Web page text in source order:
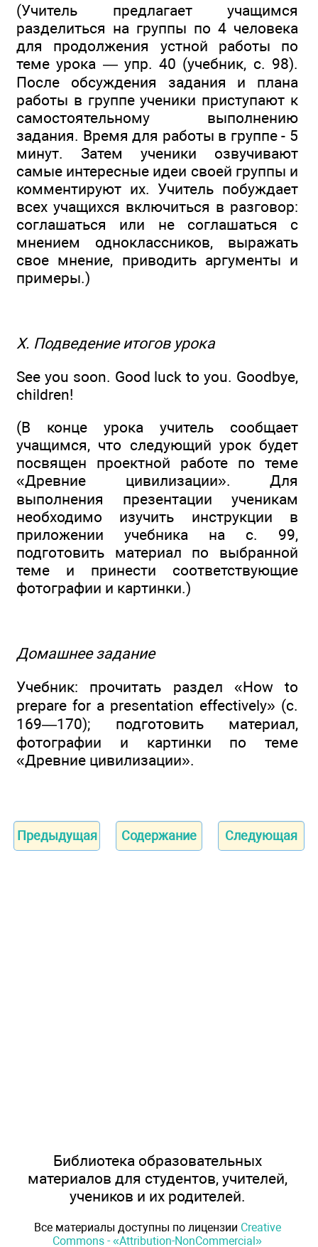
(Учитель предлагает учащимся
разделиться на группы по 4 человека
для продолжения устной работы по
теме урока — упр. 40 (учебник, с. 98).
После обсуждения задания и плана
работы в группе ученики приступают к
самостоятельному выполнению
задания. Время для работы в группе - 5
минут. Затем ученики озвучивают
самые интересные идеи своей группы и
комментируют их. Учитель побуждает
всех учащихся включиться в разговор:
соглашаться или не соглашаться с
мнением одноклассников, выражать
свое мнение, приводить аргументы и
примеры.)
X. Подведение итогов урока
See you soon. Good luck to you. Goodbye,
children!
(В конце урока учитель сообщает
учащимся, что следующий урок будет
посвящен проектной работе по теме
«Древние цивилизации». Для
выполнения презентации ученикам
необходимо изучить инструкции в
приложении учебника на с. 99,
подготовить материал по выбранной
теме и принести соответствующие
фотографии и картинки.)
Домашнее задание
Учебник: прочитать раздел «How to
prepare for a presentation effectively» (c.
169—170); подготовить материал,
фотографии и картинки по теме
«Древние цивилизации».
Предыдущая Содержание Следующая
Библиотека образовательных
материалов для студентов, учителей,
учеников и их родителей.
Все материалы доступны по лицензии Creative
Commons - «Attribution-NonCommercial»